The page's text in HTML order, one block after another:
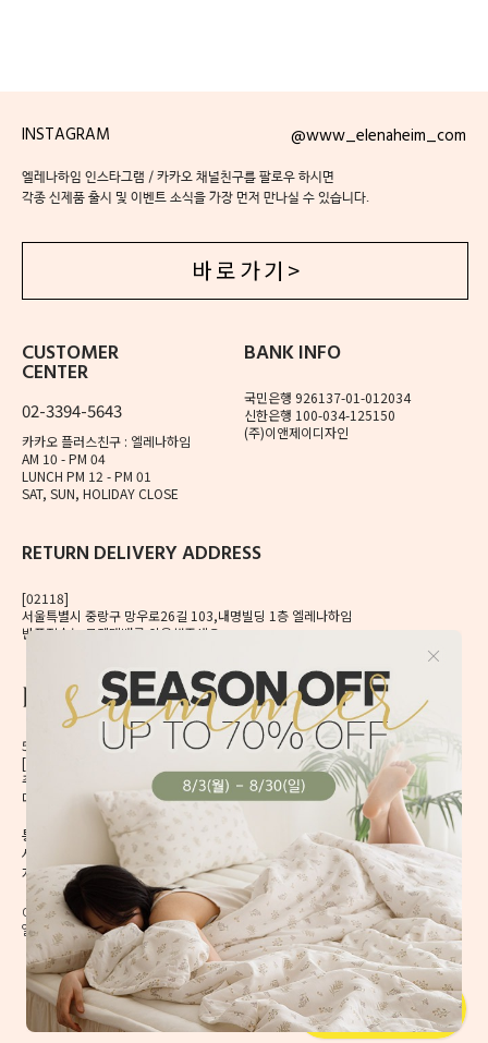
INSTAGRAM @www_elenaheim_com
엘레나하임 인스타그램 / 카카오 채널친구를 팔로우 하시면
각종 신제품 출시 및 이벤트 소식을 가장 먼저 만나실 수 있습니다.
바 로 가 기 >
CUSTOMER
CENTER
02-3394-5643
카카오 플러스친구 : 엘레나하임
AM 10 - PM 04
LUNCH PM 12 - PM 01
SAT, SUN, HOLIDAY CLOSE
BANK INFO
국민은행 926137-01-012034
신한은행 100-034-125150
(주)이앤제이디자인
RETURN DELIVERY ADDRESS
[02118]
서울특별시 중랑구 망우로26길 103,내명빌딩 1층 엘레나하임
반품접수는 로젠택배를 이용해주세요.
56, Mangu-ro, Dongdaemun-gu, Seoul, Korea
[02496] 서울시 동대문구 망우로 56 이앤제이빌딩 6층
주식회사 이앤제이디자인
대표자 이재혁, 이예은
통신판매신고번호 2020-서울동대문-0224호
[CHECK]
사업자등록번호 413-86-01738
개인정보관리책임자 이예은,enjdesign@naver.com
COPYRIGHT @ ELENAHEIM. ALL RIGHT RESERVED.
엘레나 하임의 모든 디자인과 내용은 무단 도용할 수 없습니다.
회사소개 이용약관 이용방법 개인정보취급방침 B2B 문의